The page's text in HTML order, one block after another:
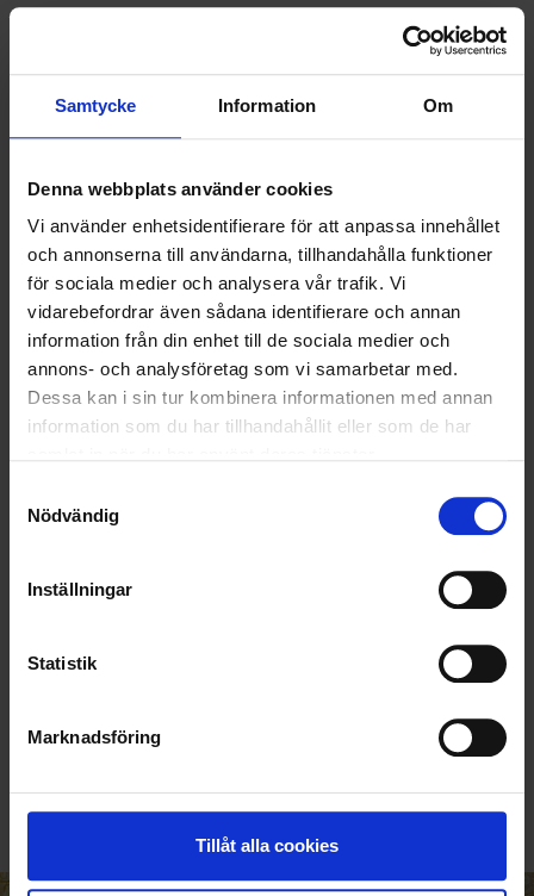
Samtycke Information Om
Denna webbplats använder cookies
Vi använder enhetsidentifierare för att anpassa innehållet
och annonserna till användarna, tillhandahålla funktioner
för sociala medier och analysera vår trafik. Vi
vidarebefordrar även sådana identifierare och annan
information från din enhet till de sociala medier och
annons- och analysföretag som vi samarbetar med.
Dessa kan i sin tur kombinera informationen med annan
information som du har tillhandahållit eller som de har
Nödvändig
Inställningar
Statistik
Marknadsföring
Tillåt alla cookies
RENHÅLLNING
SAMARBETEN
SOCIALT ANSVAR
VELLINGE
010-45 00 200​